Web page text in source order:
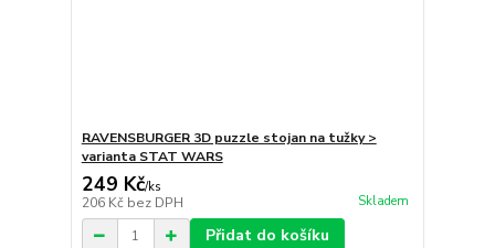
RAVENSBURGER 3D puzzle stojan na tužky >
varianta STAT WARS
249 Kč/ks
206 Kč bez DPH Skladem
Přidat do košíku